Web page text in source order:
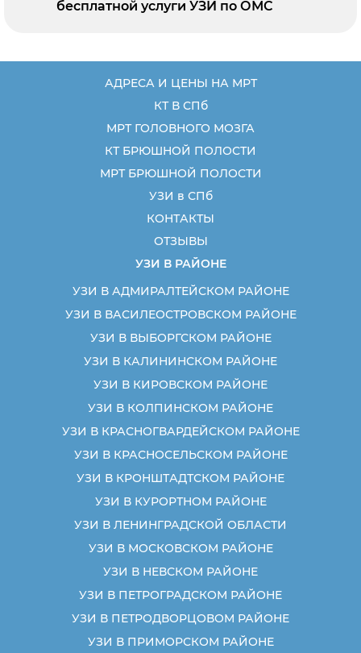
бесплатной услуги УЗИ по ОМС
АДРЕСА И ЦЕНЫ НА МРТ
КТ В СПб
МРТ ГОЛОВНОГО МОЗГА
КТ БРЮШНОЙ ПОЛОСТИ
МРТ БРЮШНОЙ ПОЛОСТИ
УЗИ в СПб
КОНТАКТЫ
ОТЗЫВЫ
УЗИ В РАЙОНЕ
УЗИ В АДМИРАЛТЕЙСКОМ РАЙОНЕ
УЗИ В ВАСИЛЕОСТРОВСКОМ РАЙОНЕ
УЗИ В ВЫБОРГСКОМ РАЙОНЕ
УЗИ В КАЛИНИНСКОМ РАЙОНЕ
УЗИ В КИРОВСКОМ РАЙОНЕ
УЗИ В КОЛПИНСКОМ РАЙОНЕ
УЗИ В КРАСНОГВАРДЕЙСКОМ РАЙОНЕ
УЗИ В КРАСНОСЕЛЬСКОМ РАЙОНЕ
УЗИ В КРОНШТАДТСКОМ РАЙОНЕ
УЗИ В КУРОРТНОМ РАЙОНЕ
УЗИ В ЛЕНИНГРАДСКОЙ ОБЛАСТИ
УЗИ В МОСКОВСКОМ РАЙОНЕ
УЗИ В НЕВСКОМ РАЙОНЕ
УЗИ В ПЕТРОГРАДСКОМ РАЙОНЕ
УЗИ В ПЕТРОДВОРЦОВОМ РАЙОНЕ
УЗИ В ПРИМОРСКОМ РАЙОНЕ